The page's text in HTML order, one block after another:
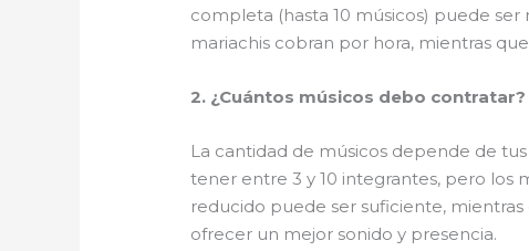
completa (hasta 10 músicos) puede
mariachis cobran por hora, mientras
2. ¿Cuántos músicos debo contratar?
La cantidad de músicos depende de
tener entre 3 y 10 integrantes, pero los
reducido puede ser suficiente,
ofrecer un mejor sonido y presencia.